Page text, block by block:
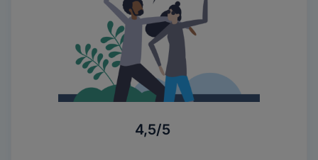
4,5/5